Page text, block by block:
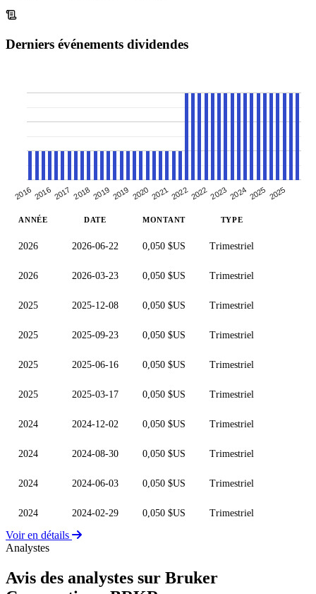
Derniers événements dividendes
2016 2016 2017 20182019 2019 2020 20212022202220232024 2025 2025
ANNÉE DATE MONTANT TYPE
2026 2026-06-22 0,050 $US Trimestriel
2026 2026-03-23 0,050 $US Trimestriel
2025 2025-12-08 0,050 $US Trimestriel
2025 2025-09-23 0,050 $US Trimestriel
2025 2025-06-16 0,050 $US Trimestriel
2025 2025-03-17 0,050 $US Trimestriel
2024 2024-12-02 0,050 $US Trimestriel
2024 2024-08-30 0,050 $US Trimestriel
2024 2024-06-03 0,050 $US Trimestriel
2024 2024-02-29 0,050 $US Trimestriel
Voir en détails
Analystes
Avis des analystes sur Bruker